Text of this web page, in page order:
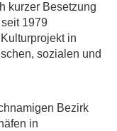
kurzer Besetzung
1979
in
sozialen und
Bezirk
in